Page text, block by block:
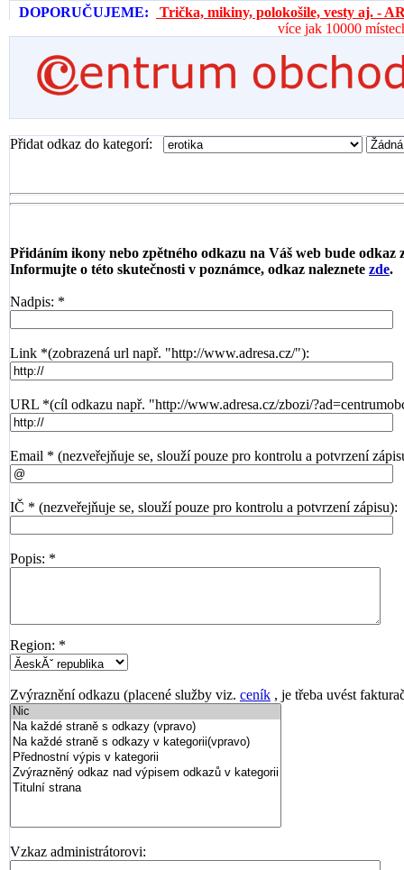
DOPORUČUJEME:
Trička, mikiny, polokošile, vesty aj. -
více jak 10000
Přidat odkaz do kategorí:
Přidáním ikony nebo zpětného odkazu na Váš web bude odkaz
Informujte o této skutečnosti v poznámce, odkaz naleznete zde.
Nadpis: *
Link *(zobrazená url např. "http://www.adresa.cz/"):
URL *(cíl odkazu např. "http://www.adresa.cz/zbozi/
Email * (nezveřejňuje se, slouží pouze pro kontrolu a potvrzení
IČ * (nezveřejňuje se, slouží pouze pro kontrolu a potvrzení zápisu):
Popis: *
Region: *
Zvýraznění odkazu (placené služby viz. ceník , je třeba uvést
Vzkaz administrátorovi: